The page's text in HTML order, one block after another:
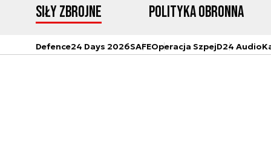
Siły zbrojne Polityka obronna
Defence24 Days 2026SAFEOperacja SzpejD24 Audio